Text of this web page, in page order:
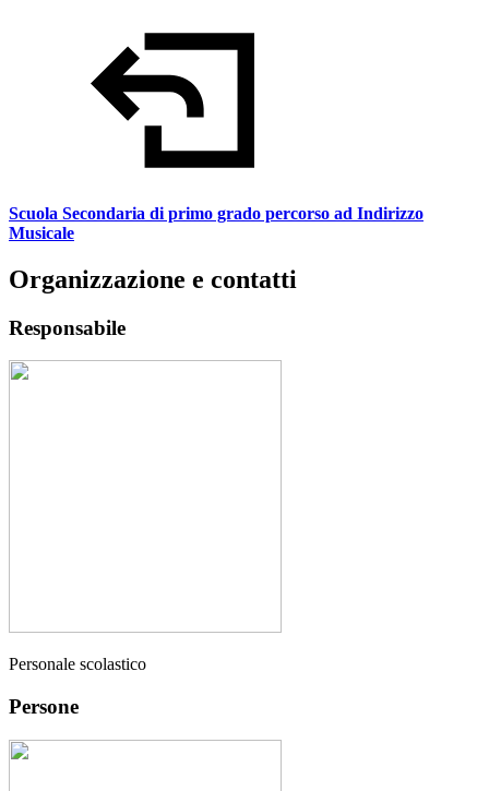
Scuola Secondaria di primo grado percorso ad Indirizzo
Musicale
Organizzazione e contatti
Responsabile
Personale scolastico
Persone